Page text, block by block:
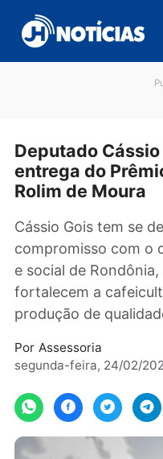
para
conteúdo
Deputado
entrega do
Cássio Gois tem
compromisso com
e social de
fortalecem a
produção de
segunda-feira, 24/02/